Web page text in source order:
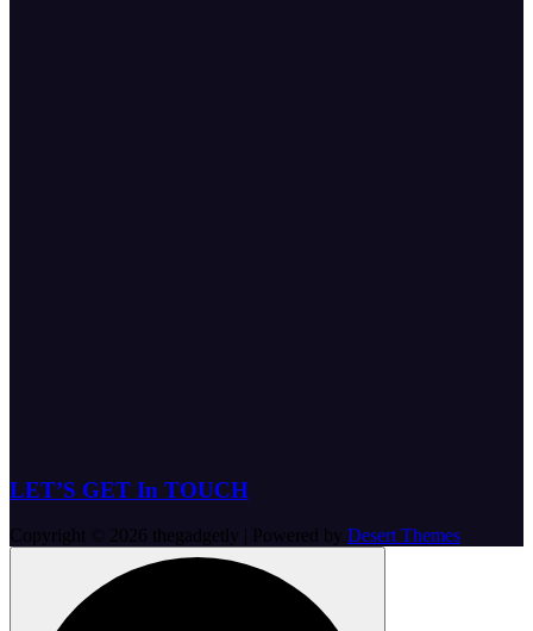
LET’S GET In TOUCH
Copyright © 2026 thegadgetly | Powered by Desert Themes